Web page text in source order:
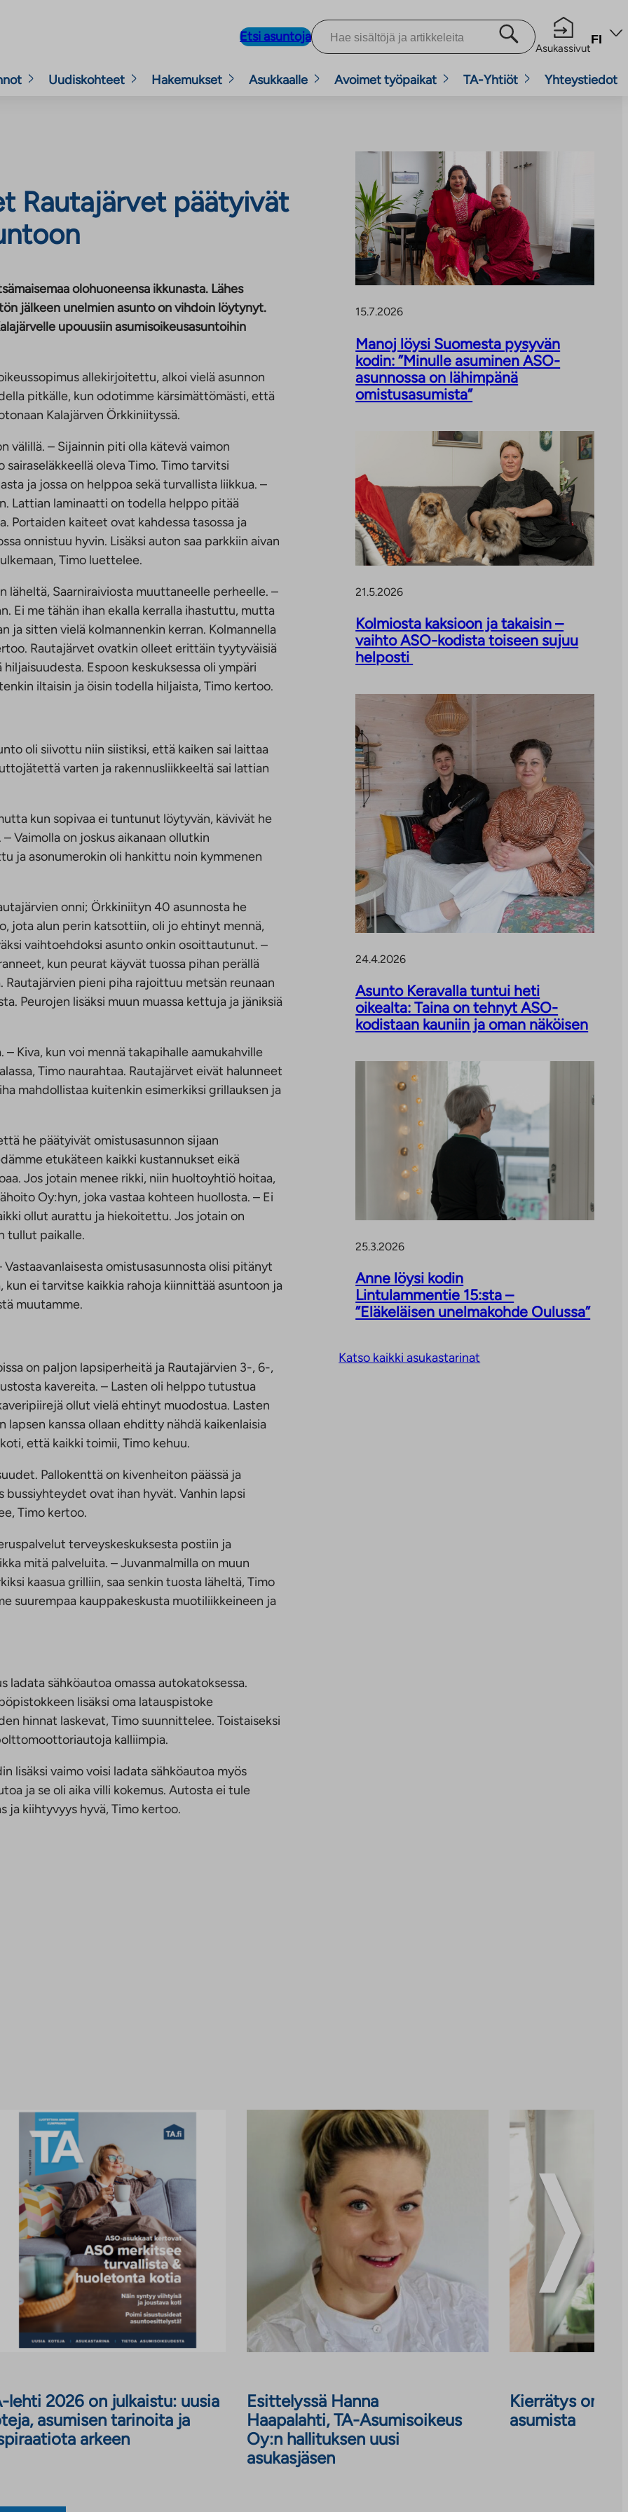
Etsi asuntoja
Asukassivut
FI
Uudiskohteet Hakemukset Asukkaalle Avoimet työpaikat TA-Yhtiöt Yhteystiedot
Rautajärvet päätyivät
olohuoneensa ikkunasta. Lähes
jälkeen unelmien asunto on vihdoin löytynyt.
upouusiin asumisoikeusasuntoihin
allekirjoitettu, alkoi vielä asunnon
pitkälle, kun odotimme kärsimättömästi, että
Kalajärven Örkkiniityssä.
välillä. – Sijainnin piti olla kätevä vaimon
oleva Timo. Timo tarvitsi
ja jossa on helppoa sekä turvallista liikkua. –
Lattian laminaatti on todella helppo pitää
Portaiden kaiteet ovat kahdessa tasossa ja
onnistuu hyvin. Lisäksi auton saa parkkiin aivan
Timo luettelee.
läheltä, Saarniraiviosta muuttaneelle perheelle. –
Ei me tähän ihan ekalla kerralla ihastuttu, mutta
ja sitten vielä kolmannenkin kerran. Kolmannella
Rautajärvet ovatkin olleet erittäin tyytyväisiä
Espoon keskuksessa oli ympäri
iltaisin ja öisin todella hiljaista, Timo kertoo.
oli siivottu niin siistiksi, että kaiken sai laittaa
varten ja rakennusliikkeeltä sai lattian
kun sopivaa ei tuntunut löytyvän, kävivät he
Vaimolla on joskus aikanaan ollutkin
ja asonumerokin oli hankittu noin kymmenen
onni; Örkkiniityn 40 asunnosta he
jota alun perin katsottiin, oli jo ehtinyt mennä,
vaihtoehdoksi asunto onkin osoittautunut. –
kun peurat käyvät tuossa pihan perällä
Rautajärvien pieni piha rajoittuu metsän reunaan
Peurojen lisäksi muun muassa kettuja ja jäniksiä
– Kiva, kun voi mennä takapihalle aamukahville
Timo naurahtaa. Rautajärvet eivät halunneet
mahdollistaa kuitenkin esimerkiksi grillauksen ja
he päätyivät omistusasunnon sijaan
etukäteen kaikki kustannukset eikä
Jos jotain menee rikki, niin huoltoyhtiö hoitaa,
Oy:hyn, joka vastaa kohteen huollosta. – Ei
ollut aurattu ja hiekoitettu. Jos jotain on
tullut paikalle.
omistusasunnosta olisi pitänyt
kun ei tarvitse kaikkia rahoja kiinnittää asuntoon ja
muutamme.
on paljon lapsiperheitä ja Rautajärvien 3-, 6-,
kavereita. – Lasten oli helppo tutustua
ollut vielä ehtinyt muodostua. Lasten
kanssa ollaan ehditty nähdä kaikenlaisia
että kaikki toimii, Timo kehuu.
Pallokenttä on kivenheiton päässä ja
ovat ihan hyvät. Vanhin lapsi
Timo kertoo.
terveyskeskuksesta postiin ja
mitä palveluita. – Juvanmalmilla on muun
kaasua grilliin, saa senkin tuosta läheltä, Timo
suurempaa kauppakeskusta muotiliikkeineen ja
sähköautoa omassa autokatoksessa.
lisäksi oma latauspistoke
hinnat laskevat, Timo suunnittelee. Toistaiseksi
kalliimpia.
lisäksi vaimo voisi ladata sähköautoa myös
ja se oli aika villi kokemus. Autosta ei tule
ja kiihtyvyys hyvä, Timo kertoo.
15.7.2026
Manoj löysi Suomesta pysyvän
kodin: ”Minulle asuminen ASO-
asunnossa on lähimpänä
omistusasumista”
21.5.2026
Kolmiosta kaksioon ja takaisin –
vaihto ASO-kodista toiseen sujuu
helposti
24.4.2026
Asunto Keravalla tuntui heti
oikealta: Taina on tehnyt ASO-
kodistaan kauniin ja oman näköisen
25.3.2026
Anne löysi kodin
Lintulammentie 15:sta –
”Eläkeläisen unelmakohde Oulussa”
Katso kaikki asukastarinat
lehti 2026 on julkaistu: uusia
asumisen tarinoita ja
arkeen
Esittelyssä Hanna
Haapalahti, TA-Asumisoikeus
Oy:n hallituksen uusi
asukasjäsen
Kierrätys on
asumista